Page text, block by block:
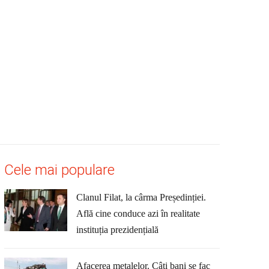
Cele mai populare
Clanul Filat, la cârma Președinției.
Află cine conduce azi în realitate
instituția prezidențială
Afacerea metalelor. Câți bani se fac